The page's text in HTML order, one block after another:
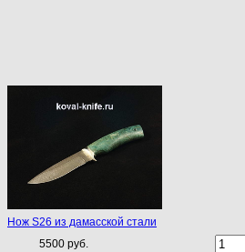
Нож S26 из дамасской стали
5500 руб.